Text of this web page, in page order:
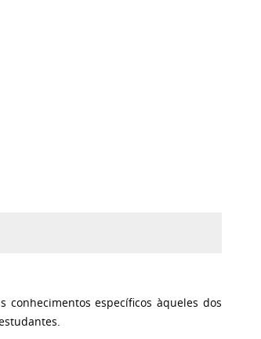
específicos àqueles dos